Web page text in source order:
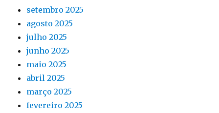
setembro 2025
agosto 2025
julho 2025
junho 2025
maio 2025
abril 2025
março 2025
fevereiro 2025